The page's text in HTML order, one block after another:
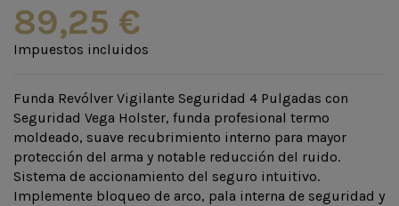
89,25 €
Impuestos incluidos
Funda Revólver Vigilante Seguridad 4 Pulgadas con
Seguridad Vega Holster, funda profesional termo
moldeado, suave recubrimiento interno para mayor
protección del arma y notable reducción del ruido.
Sistema de accionamiento del seguro intuitivo.
Implemente bloqueo de arco, pala interna de seguridad y